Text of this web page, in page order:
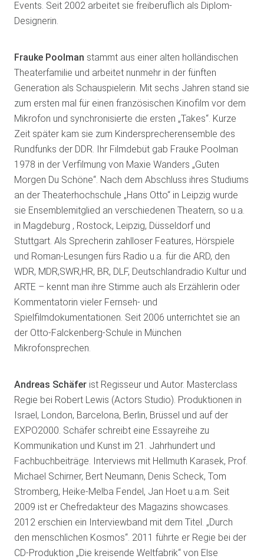
Events. Seit 2002 arbeitet sie freiberuflich als Diplom-
Designerin.
Frauke Poolman stammt aus einer alten holländischen
Theaterfamilie und arbeitet nunmehr in der fünften
Generation als Schauspielerin. Mit sechs Jahren stand sie
zum ersten mal für einen französischen Kinofilm vor dem
Mikrofon und synchronisierte die ersten „Takes“. Kurze
Zeit später kam sie zum Kindersprecherensemble des
Rundfunks der DDR. Ihr Filmdebüt gab Frauke Poolman
1978 in der Verfilmung von Maxie Wanders „Guten
Morgen Du Schöne“. Nach dem Abschluss ihres Studiums
an der Theaterhochschule „Hans Otto“ in Leipzig wurde
sie Ensemblemitglied an verschiedenen Theatern, so u.a.
in Magdeburg , Rostock, Leipzig, Düsseldorf und
Stuttgart. Als Sprecherin zahlloser Features, Hörspiele
und Roman-Lesungen fürs Radio u.a. für die ARD, den
WDR, MDR,SWR,HR, BR, DLF, Deutschlandradio Kultur und
ARTE – kennt man ihre Stimme auch als Erzählerin oder
Kommentatorin vieler Fernseh- und
Spielfilmdokumentationen. Seit 2006 unterrichtet sie an
der Otto-Falckenberg-Schule in München
Mikrofonsprechen.
Andreas Schäfer ist Regisseur und Autor. Masterclass
Regie bei Robert Lewis (Actors Studio). Produktionen in
Israel, London, Barcelona, Berlin, Brüssel und auf der
EXPO2000. Schäfer schreibt eine Essayreihe zu
Kommunikation und Kunst im 21. Jahrhundert und
Fachbuchbeiträge. Interviews mit Hellmuth Karasek, Prof.
Michael Schirner, Bert Neumann, Denis Scheck, Tom
Stromberg, Heike-Melba Fendel, Jan Hoet u.a.m. Seit
2009 ist er Chefredakteur des Magazins showcases.
2012 erschien ein Interviewband mit dem Titel. „Durch
den menschlichen Kosmos“. 2011 führte er Regie bei der
CD-Produktion „Die kreisende Weltfabrik“ von Else